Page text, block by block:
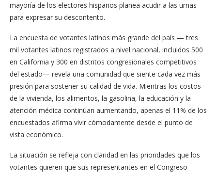
mayoría de los electores hispanos planea acudir a las urnas
para expresar su descontento.
La encuesta de votantes latinos más grande del país — tres
mil votantes latinos registrados a nivel nacional, incluidos 500
en California y 300 en distritos congresionales competitivos
del estado— revela una comunidad que siente cada vez más
presión para sostener su calidad de vida. Mientras los costos
de la vivienda, los alimentos, la gasolina, la educación y la
atención médica continúan aumentando, apenas el 11% de los
encuestados afirma vivir cómodamente desde el punto de
vista económico.
La situación se refleja con claridad en las prioridades que los
votantes quieren que sus representantes en el Congreso